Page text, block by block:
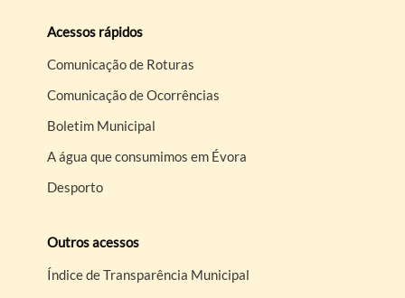
Acessos rápidos
Comunicação de Roturas
Comunicação de Ocorrências
Boletim Municipal
A água que consumimos em Évora
Desporto
Outros acessos
Índice de Transparência Municipal